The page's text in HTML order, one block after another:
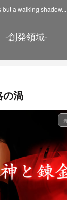
but a walking shadow...
-創発領域-
の渦